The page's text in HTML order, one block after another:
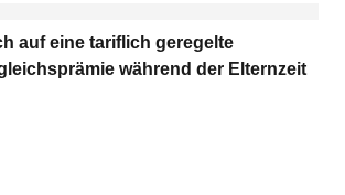
auf eine tariflich geregelte
während der Elternzeit